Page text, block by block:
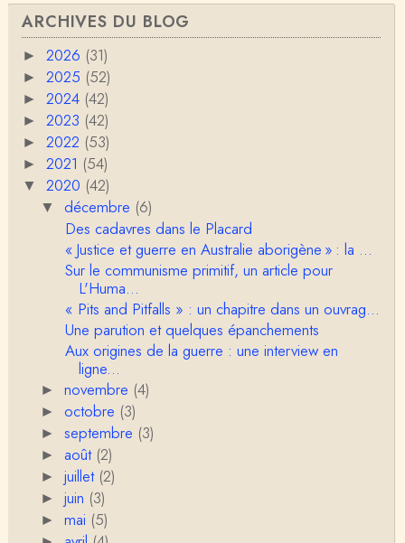
Christophe Darmangeat
En deux mots : vos questions sont légitimes, mais p
our la plupart d'entre elles, les données fon…
RV
Le concept de genre est un sacré foutoir – même
si l’on met de coté les acceptions récentes du mot
c…
Anonymous
Porteuses d'eau. Là les philosophes peuvent nous
servir à quelque chose (Bachelard, Gilbert Dura…
Christophe Darmangeat
C'est peut-être là où il faudrait s'entendre sur ce q
u'on appelle le genre, parce que j&…
Anonymous
Je pense que VB a raison, mais j'ajouterais que la
disparition du genre dont parle Christophe Da…
Sylvain Lejeune
Bonjour, j'ai trouvé cette intervention au Collège de
France très stimulante, ce qui m'a fai…
Christophe Darmangeat
Lis cela (jusqu'au bout !) : https://www.lahuttedescl
asses.net/2018/06/xenophobie-primitive.html
Damian
Bravo et Merci pour cette émission ! "la xénophobi
ARCHIVES DU BLOG
► 2026 (31)
► 2025 (52)
► 2024 (42)
► 2023 (42)
► 2022 (53)
► 2021 (54)
▼ 2020 (42)
▼ décembre (6)
Des cadavres dans le Placard
« Justice et guerre en Australie aborigène » : la ...
Sur le communisme primitif, un article pour
L'Huma...
« Pits and Pitfalls » : un chapitre dans un ouvrag...
Une parution et quelques épanchements
Aux origines de la guerre : une interview en
ligne...
►novembre (4)
► octobre (3)
►septembre (3)
►août (2)
►juillet (2)
►juin (3)
►mai (5)